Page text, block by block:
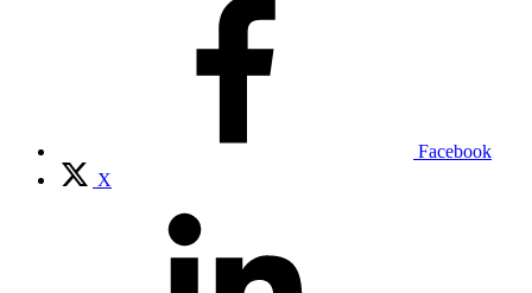
Facebook
X